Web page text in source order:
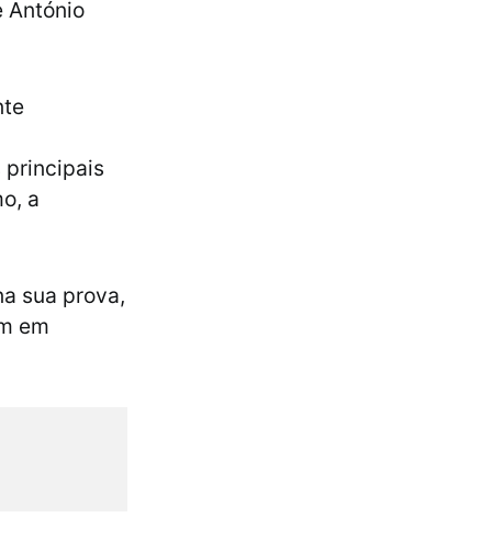
António
principais
a
sua prova,
em